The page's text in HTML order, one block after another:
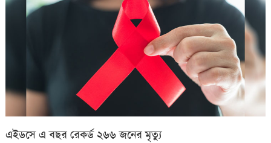
এইডসে এ বছর রেকর্ড ২৬৬ জনের মৃত্যু